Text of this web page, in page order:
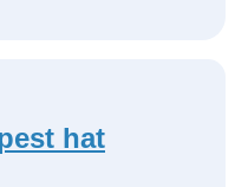
hat